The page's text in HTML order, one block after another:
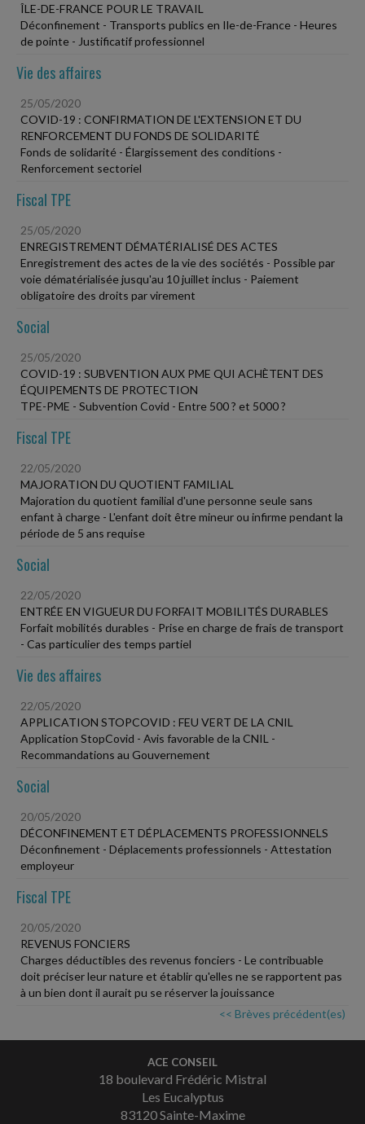
ÎLE-DE-FRANCE POUR LE TRAVAIL
Déconfinement - Transports publics en Ile-de-France - Heures
de pointe - Justificatif professionnel
Vie des affaires
25/05/2020
COVID-19 : CONFIRMATION DE L'EXTENSION ET DU
RENFORCEMENT DU FONDS DE SOLIDARITÉ
Fonds de solidarité - Élargissement des conditions -
Renforcement sectoriel
Fiscal TPE
25/05/2020
ENREGISTREMENT DÉMATÉRIALISÉ DES ACTES
Enregistrement des actes de la vie des sociétés - Possible par
voie dématérialisée jusqu'au 10 juillet inclus - Paiement
obligatoire des droits par virement
Social
25/05/2020
COVID-19 : SUBVENTION AUX PME QUI ACHÈTENT DES
ÉQUIPEMENTS DE PROTECTION
TPE-PME - Subvention Covid - Entre 500 ? et 5000 ?
Fiscal TPE
22/05/2020
MAJORATION DU QUOTIENT FAMILIAL
Majoration du quotient familial d'une personne seule sans
enfant à charge - L'enfant doit être mineur ou infirme pendant la
période de 5 ans requise
Social
22/05/2020
ENTRÉE EN VIGUEUR DU FORFAIT MOBILITÉS DURABLES
Forfait mobilités durables - Prise en charge de frais de transport
- Cas particulier des temps partiel
Vie des affaires
22/05/2020
APPLICATION STOPCOVID : FEU VERT DE LA CNIL
Application StopCovid - Avis favorable de la CNIL -
Recommandations au Gouvernement
Social
20/05/2020
DÉCONFINEMENT ET DÉPLACEMENTS PROFESSIONNELS
Déconfinement - Déplacements professionnels - Attestation
employeur
Fiscal TPE
20/05/2020
REVENUS FONCIERS
Charges déductibles des revenus fonciers - Le contribuable
doit préciser leur nature et établir qu'elles ne se rapportent pas
à un bien dont il aurait pu se réserver la jouissance
<< Brèves précédent(es)
ACE CONSEIL
18 boulevard Frédéric Mistral
Les Eucalyptus
83120 Sainte-Maxime